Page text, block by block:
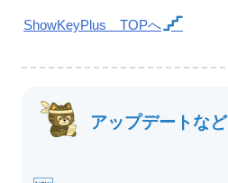
ShowKeyPlus TOPへ
アップデートなど